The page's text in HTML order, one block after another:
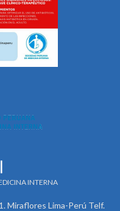
INTERNA
Miraflores Lima-Perú Telf.